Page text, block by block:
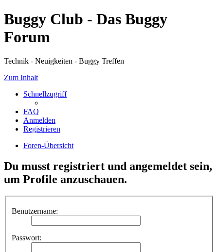
Buggy Club - Das Buggy
Forum
Technik - Neuigkeiten - Buggy Treffen
Zum Inhalt
Schnellzugriff
FAQ
Anmelden
Registrieren
Foren-Übersicht
Du musst registriert und angemeldet sein,
um Profile anzuschauen.
Benutzername:
Passwort: